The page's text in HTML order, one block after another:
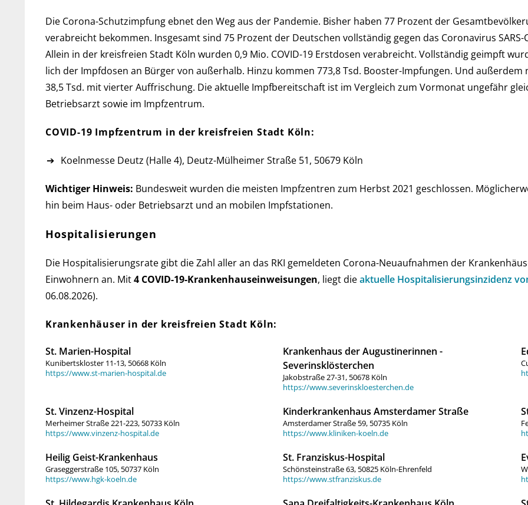
Die Corona-Schutzimpfung ebnet den Weg aus der Pan­de­mie. Bis­her haben 77 Pro­zent der
ver­ab­reicht be­kommen. Ins­ge­samt sind 75 Pro­zent der Deutschen voll­stän­dig gegen das Corona­virus SARS-
Allein in der kreis­freien Stadt Köln wur­den 0,9 Mio. COVID-19 Erst­dosen verabreicht. Voll­stän­dig ge­impft
lich der Impf­do­sen an Bür­ger von außerhalb. Hinzu kommen 773,8 Tsd. Booster-Impfungen. Und
38,5 Tsd. mit vier­ter Auf­frischung. Die aktu­elle Impf­be­reit­schaft ist im Ver­gleich zum Vor­mo­nat ungefähr
Betriebs­arzt so­wie im Impfzentrum.
COVID-19 Impfzentrum in der kreis­freien Stadt Köln:
Koelnmesse Deutz (Halle 4), Deutz-Mülheimer Straße 51, 50679 Köln
Wichtiger Hinweis: Bundesweit wurden die meisten Impf­zen­tren zum Herbst 2021 ge­schlos­sen.
hin beim Haus- oder Betriebs­arzt und an mobilen Impf­stationen.
Hospitalisierungen
Die Hospitalisierungsrate gibt die Zahl aller an das RKI ge­mel­de­ten Corona-Neu­auf­nah­men der
Ein­woh­nern an. Mit4 COVID-19-Kranken­haus­ein­weisun­gen, liegt dieaktu­elle Hos­pi­ta­li­sie­rungs­in­zi­denz
06.08.2026).
Krankenhäuser in der kreis­freien Stadt Köln:
St. Marien-Hospital
Kunibertskloster 11-13, 50668 Köln
https://www.st-marien-hospital.de
Krankenhaus der Augustinerinnen -
Severinsklösterchen
Jakobstraße 27-31, 50678 Köln
https://www.severinskloesterchen.de
St. Vinzenz-Hospital
Merheimer Straße 221-223, 50733 Köln
https://www.vinzenz-hospital.de
Kinderkrankenhaus Amsterdamer Straße
Amsterdamer Straße 59, 50735 Köln
https://www.kliniken-koeln.de
Heilig Geist-Krankenhaus
Graseggerstraße 105, 50737 Köln
https://www.hgk-koeln.de
St. Franziskus-Hospital
Schönsteinstraße 63, 50825 Köln-Ehrenfeld
https://www.stfranziskus.de